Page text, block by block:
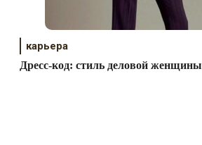
карьера
Дресс-код: стиль деловой женщины